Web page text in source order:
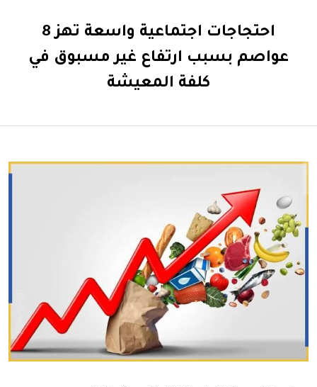
احتجاجات اجتماعية واسعة تهز 8
عواصم بسبب ارتفاع غير مسبوق في
كلفة المعيشة